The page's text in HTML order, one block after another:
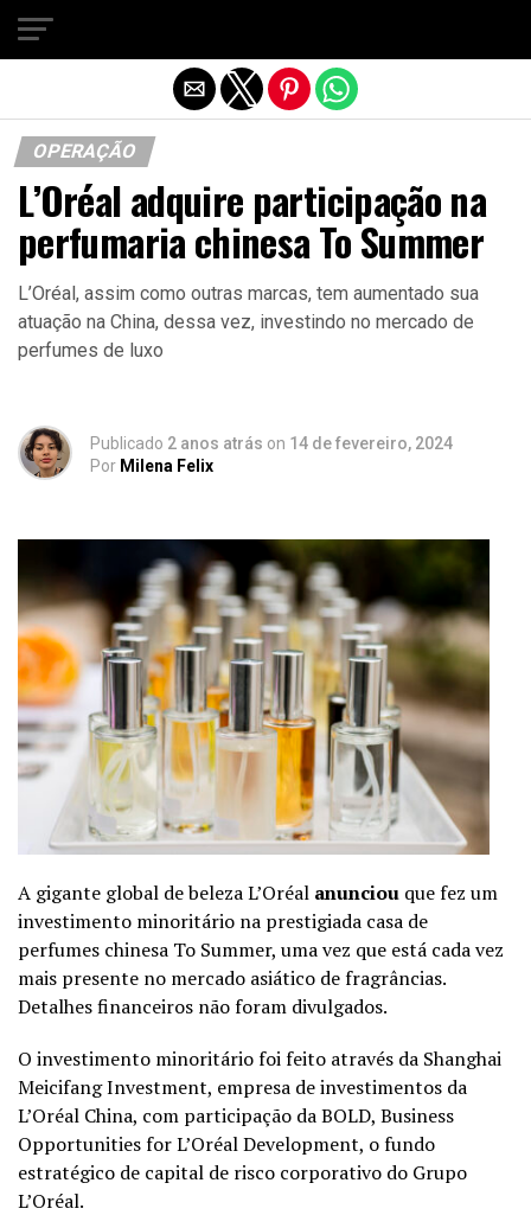
OPERAÇÃO
L’Oréal adquire participação na
perfumaria chinesa To Summer
L’Oréal, assim como outras marcas, tem aumentado sua
atuação na China, dessa vez, investindo no mercado de
perfumes de luxo
Publicado 2 anos atrás on 14 de fevereiro, 2024
Por Milena Felix
A gigante global de beleza L’Oréal anunciou que fez um
investimento minoritário na prestigiada casa de
perfumes chinesa To Summer, uma vez que está cada vez
mais presente no mercado asiático de fragrâncias.
Detalhes financeiros não foram divulgados.
O investimento minoritário foi feito através da Shanghai
Meicifang Investment, empresa de investimentos da
L’Oréal China, com participação da BOLD, Business
Opportunities for L’Oréal Development, o fundo
estratégico de capital de risco corporativo do Grupo
L’Oréal.